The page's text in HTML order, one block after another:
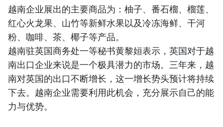
越南企业展出的主要商品为：柚子、番石榴、榴莲、
红心火龙果、山竹等新鲜水果以及冷冻海鲜、干河
粉、咖啡、茶、椰子等产品。
越南驻英国商务处一等秘书黄黎姮表示，英国对于越
南出口企业来说是一个极具潜力的市场。三年来，越
南对英国的出口不断增长，这一增长势头预计将持续
下去。越南企业需要利用此机会，充分展示自己的能
力与优势。